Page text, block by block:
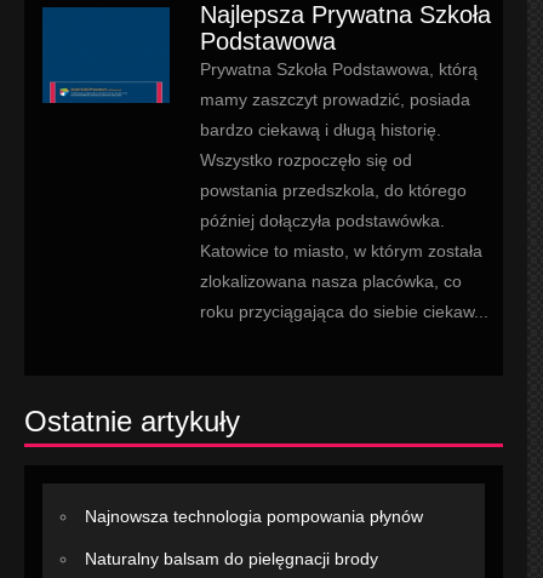
Najlepsza Prywatna Szkoła
Podstawowa
Prywatna Szkoła Podstawowa, którą
mamy zaszczyt prowadzić, posiada
bardzo ciekawą i długą historię.
Wszystko rozpoczęło się od
powstania przedszkola, do którego
później dołączyła podstawówka.
Katowice to miasto, w którym została
zlokalizowana nasza placówka, co
roku przyciągająca do siebie ciekaw...
Ostatnie artykuły
Najnowsza technologia pompowania płynów
Naturalny balsam do pielęgnacji brody